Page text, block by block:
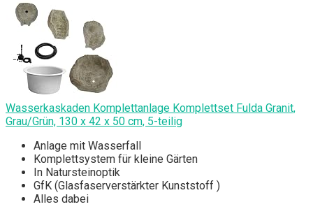
Wasserkaskaden Komplettanlage Komplettset Fulda Granit,
Grau/Grün, 130 x 42 x 50 cm, 5-teilig
Anlage mit Wasserfall
Komplettsystem für kleine Gärten
In Natursteinoptik
GfK (Glasfaserverstärkter Kunststoff )
Alles dabei